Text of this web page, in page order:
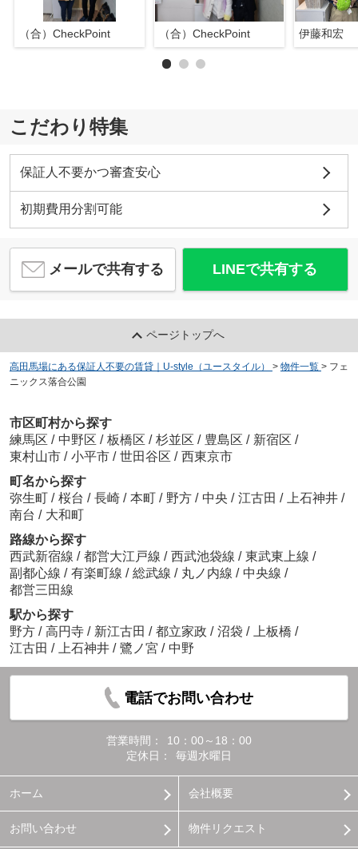
（合）CheckPoint （合）CheckPoint 伊藤和宏
こだわり特集
保証人不要かつ審査安心
初期費用分割可能
メールで共有する LINEで共有する
ページトップへ
高田馬場にある保証人不要の賃貸｜U-style（ユースタイル） > 物件一覧 > フェ
ニックス落合公園
市区町村から探す
練馬区 / 中野区 / 板橋区 / 杉並区 / 豊島区 / 新宿区 /
東村山市 / 小平市 / 世田谷区 / 西東京市
町名から探す
弥生町 / 桜台 / 長崎 / 本町 / 野方 / 中央 / 江古田 / 上石神井 /
南台 / 大和町
路線から探す
西武新宿線 / 都営大江戸線 / 西武池袋線 / 東武東上線 /
副都心線 / 有楽町線 / 総武線 / 丸ノ内線 / 中央線 /
都営三田線
駅から探す
野方 / 高円寺 / 新江古田 / 都立家政 / 沼袋 / 上板橋 /
江古田 / 上石神井 / 鷺ノ宮 / 中野
電話でお問い合わせ
営業時間：
10：00～18：00
定休日：
毎週水曜日
ホーム 会社概要
お問い合わせ 物件リクエスト